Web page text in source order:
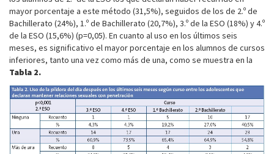
mayor porcentaje a este método (31,5%), seguidos de los de 2.º de
Bachillerato (24%), 1.º de Bachillerato (20,7%), 3.º de la ESO (18%) y 4.º
de la ESO (15,6%) (p=0,05). En cuanto al uso en los últimos seis
meses, es significativo el mayor porcentaje en los alumnos de cursos
inferiores, tanto una vez como más de una, como se muestra en la
Tabla 2.